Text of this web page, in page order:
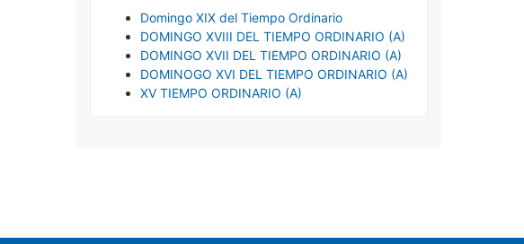
Domingo XIX del Tiempo Ordinario
DOMINGO XVIII DEL TIEMPO ORDINARIO (A)
DOMINGO XVII DEL TIEMPO ORDINARIO (A)
DOMINOGO XVI DEL TIEMPO ORDINARIO (A)
XV TIEMPO ORDINARIO (A)